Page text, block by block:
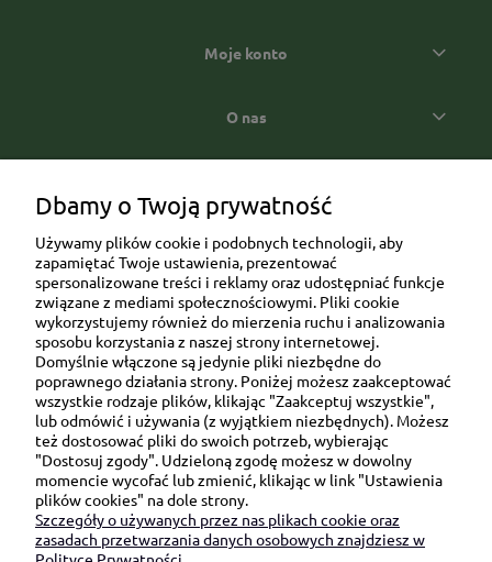
Moje konto
O nas
Ul. Brukowa 6/8 lok. 57/58
91-341 Łódź
NIP: 6751510615
SKONTAKTUJ SIĘ Z NAMI:
sklep@be-happygifts.com
+48 690 172 872
Dbamy o Twoją prywatność
Używamy plików cookie i podobnych technologii, aby
zapamiętać Twoje ustawienia, prezentować
spersonalizowane treści i reklamy oraz udostępniać funkcje
związane z mediami społecznościowymi. Pliki cookie
wykorzystujemy również do mierzenia ruchu i analizowania
sposobu korzystania z naszej strony internetowej.
Domyślnie włączone są jedynie pliki niezbędne do
poprawnego działania strony. Poniżej możesz zaakceptować
wszystkie rodzaje plików, klikając "Zaakceptuj wszystkie",
lub odmówić i używania (z wyjątkiem niezbędnych). Możesz
też dostosować pliki do swoich potrzeb, wybierając
"Dostosuj zgody". Udzieloną zgodę możesz w dowolny
momencie wycofać lub zmienić, klikając w link "Ustawienia
plików cookies" na dole strony.
Szczegóły o używanych przez nas plikach cookie oraz
zasadach przetwarzania danych osobowych znajdziesz w